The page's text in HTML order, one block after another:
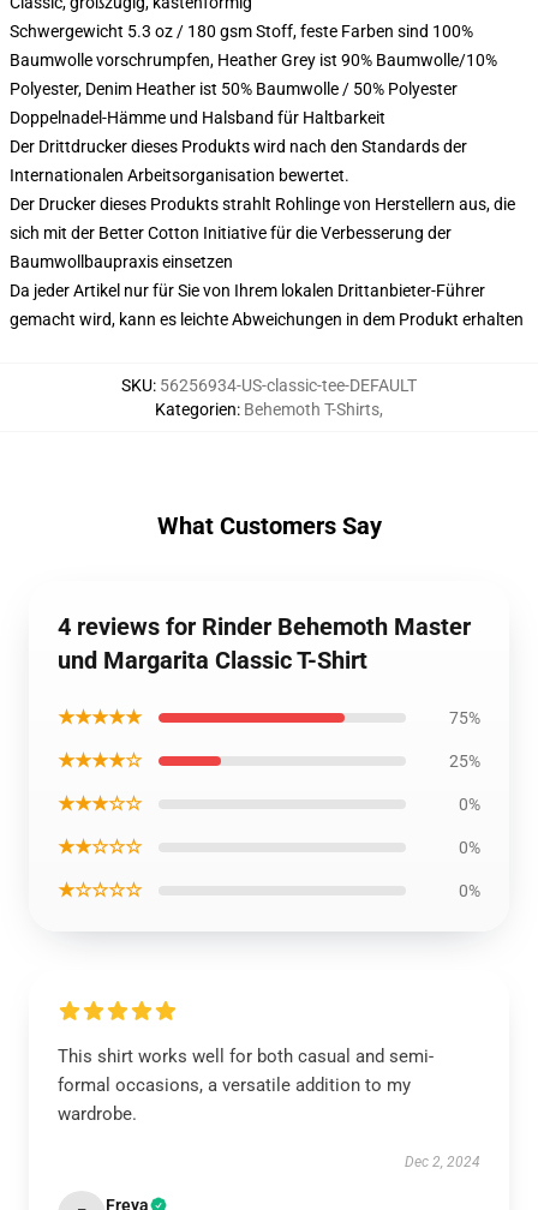
Schwergewicht 5.3 oz / 180 gsm Stoff, feste Farben sind 100%
Baumwolle vorschrumpfen, Heather Grey ist 90% Baumwolle/10%
Polyester, Denim Heather ist 50% Baumwolle / 50% Polyester
Doppelnadel-Hämme und Halsband für Haltbarkeit
Der Drittdrucker dieses Produkts wird nach den Standards der
Internationalen Arbeitsorganisation bewertet.
Der Drucker dieses Produkts strahlt Rohlinge von Herstellern aus, die
sich mit der Better Cotton Initiative für die Verbesserung der
Baumwollbaupraxis einsetzen
Da jeder Artikel nur für Sie von Ihrem lokalen Drittanbieter-Führer
gemacht wird, kann es leichte Abweichungen in dem Produkt erhalten
SKU: 56256934-US-classic-tee-DEFAULT
Kategorien: Behemoth T-Shirts,
What Customers Say
4 reviews for Rinder Behemoth Master
und Margarita Classic T-Shirt
★★★★★ 75%
★★★★☆ 25%
★★★☆☆ 0%
★★☆☆☆ 0%
★☆☆☆☆ 0%
This shirt works well for both casual and semi-
formal occasions, a versatile addition to my
wardrobe.
Dec 2, 2024
Freya